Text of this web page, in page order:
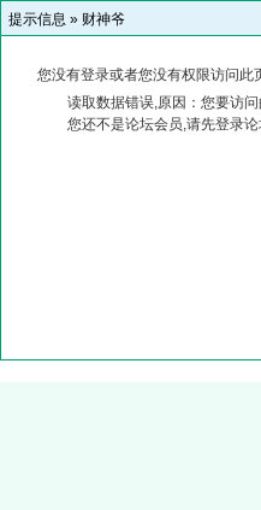
提示信息 » 财神爷
您没有登录或者您没有权限访问此
读取数据错误,原因：您要访
您还不是论坛会员,请先登录